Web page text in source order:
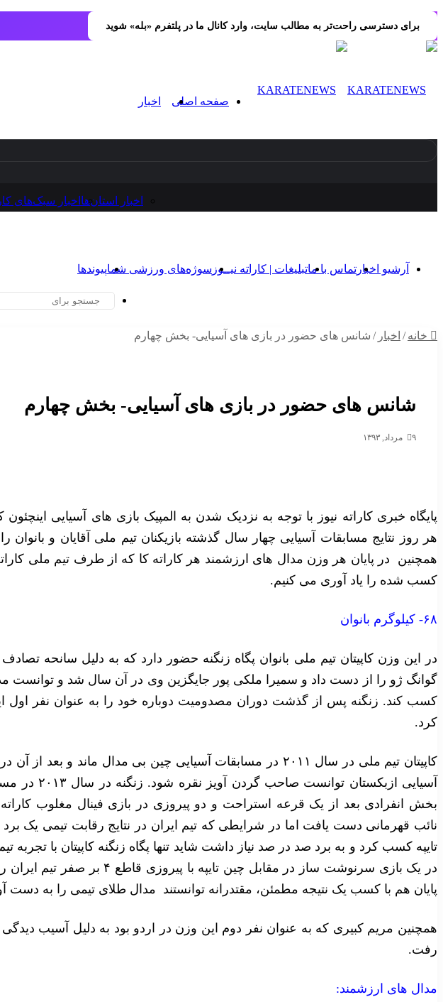
برای دسترسی راحت‌تر به مطالب سایت، وارد کانال ما در پلتفرم «بله» شوید
صفحه اصلی اخبار
اخبار استان‌ها اخبار سبک‌های
آرشیو اخبار تماس‌ با‌ ماتبلیغات | کاراته نیــوز سوژه‌های ورزشی شماپیوندها
خانه / اخبار / شانس های حضور در بازی های آسیایی- بخش چهارم
شانس های حضور در بازی های آسیایی- بخش چهارم
۹ مرداد, ۱۳۹۳
پایگاه خبری کاراته نیوز با توجه به نزدیک شدن به المپیک بازی های آسیایی
هر روز نتایج مسابقات آسیایی چهار سال گذشته بازیکنان تیم ملی آقایان و
همچنین در پایان هر وزن مدال های ارزشمند هر کاراته کا که از طرف تیم ملی
کسب شده را یاد آوری می کنیم.
۶۸- کیلوگرم بانوان
در این وزن کاپیتان تیم ملی بانوان پگاه زنگنه حضور دارد که به دلیل سانحه
گوانگ ژو را از دست داد و سمیرا ملکی پور جایگزین وی در آن سال شد و توانست
کسب کند. زنگنه پس از گذشت دوران مصدومیت دوباره خود را به عنوان نفر اول
کرد.
آسیایی ازبکستان
بخش انفرادی بعد از یک قرعه استراحت و دو پیروزی در بازی فینال مغلوب
نائب قهرمانی دست یافت اما در شرایطی که تیم ایران در نتایج رقابت تیمی یک
تایپه کسب کرد و به برد صد در صد نیاز داشت شاید تنها پگاه زنگنه کاپیتان با تجربه
در یک بازی سرنوشت ساز در مقابل چین تایپه
پایان هم با کسب یک نتیجه مطمئن، مقتدرانه توانستند مدال طلای تیمی را به دست
همچنین مریم کبیری که به عنوان نفر دوم این وزن در اردو بود به دلیل آسیب دیدگی
رفت.
مدال های ارزشمند: